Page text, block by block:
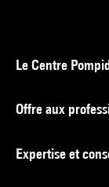
Le Centre
Offre aux
Expertise et